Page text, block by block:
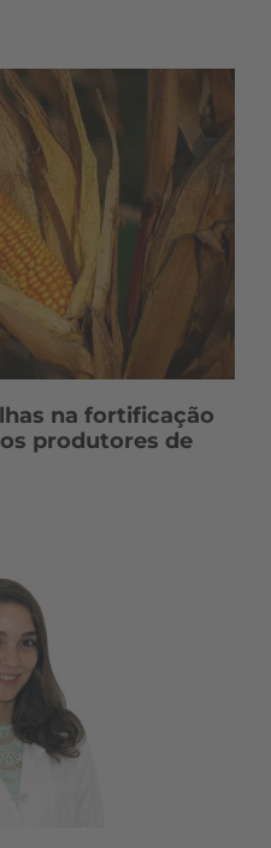
na fortificação
produtores de